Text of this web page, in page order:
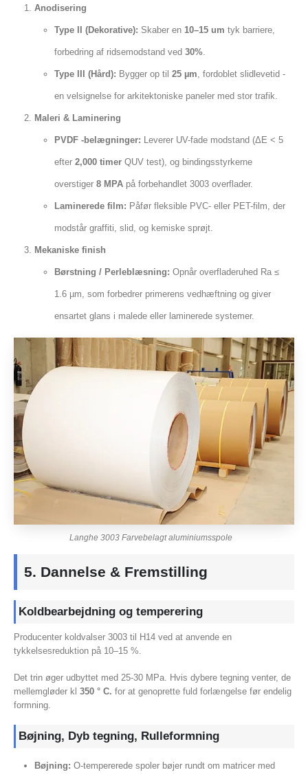
Anodisering
Type II (Dekorative): Skaber en10–15 um tyk barriere,
forbedring af ridsemodstand ved30%.
Type III (Hård): Bygger op til25 µm, fordoblet slidlevetid -
en velsignelse for arkitektoniske paneler med stor trafik.
Maleri & Laminering
PVDF -belægninger: Leverer UV-fade modstand (ΔE < 5
efter2,000 timer QUV test), og bindingsstyrkerne
overstiger8 MPA på forbehandlet 3003 overflader.
Laminerede film: Påfør fleksible PVC- eller PET-film, der
modstår graffiti, slid, og kemiske sprøjt.
Mekaniske finish
Børstning / Perleblæsning: Opnår overfladeruhed Ra ≤
1.6 µm, som forbedrer primerens vedhæftning og giver
ensartet glans i malede eller laminerede systemer.
Langhe 3003 Farvebelagt aluminiumsspole
5. Dannelse & Fremstilling
Koldbearbejdning og temperering
Producenter koldvalser 3003 til H14 ved at anvende en
tykkelsesreduktion på 10–15 %.
Det trin øger udbyttet med 25-30 MPa. Hvis dybere tegning venter, de
mellemgløder kl 350 ° C. for at genoprette fuld forlængelse før endelig
formning.
Bøjning, Dyb tegning, Rulleformning
Bøjning: O-tempererede spoler bøjer rundt om matricer med